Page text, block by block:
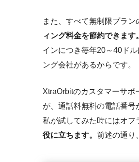
また、すべて無制限プラン
ィング料金を節約できます。
インにつき毎年20～40ド
ング会社があるからです。
XtraOrbitのカスタマーサポ
が、通話料無料の電話番
私が試してみた時にはオフ
役に立ちます。 前述の通り